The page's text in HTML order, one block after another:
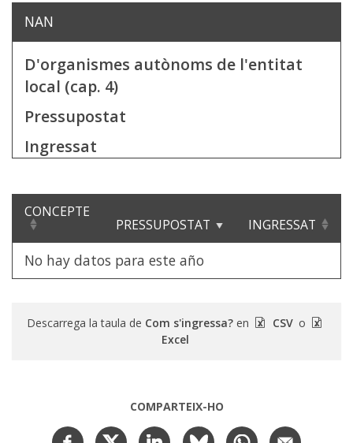
NAN
D'organismes autònoms de l'entitat
local (cap. 4)
Pressupostat
Ingressat
CONCEPTE
PRESSUPOSTAT INGRESSAT
No hay datos para este año
Descarrega la taula de Com s'ingressa? en CSV o
Excel
COMPARTEIX-HO